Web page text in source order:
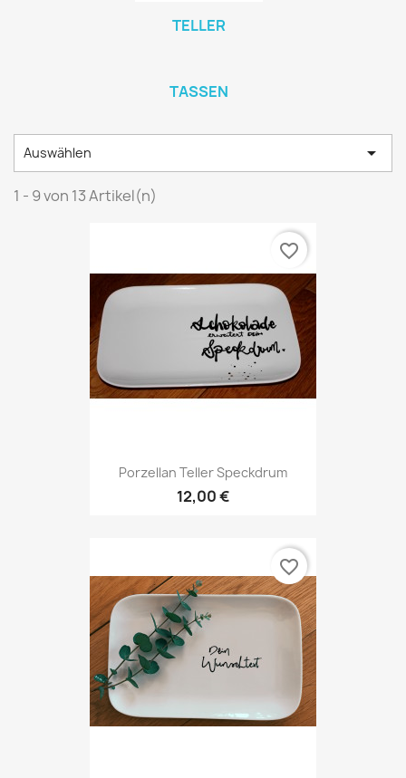
TELLER
TASSEN
Auswählen 
1 - 9 von 13 Artikel(n)
Porzellan Teller Speckdrum
12,00 €
favorite_border
favorite_border